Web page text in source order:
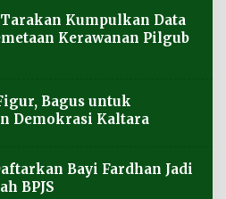
Kumpulkan Data
Kerawanan Pilgub
Bagus untuk
Demokrasi Kaltara
Bayi Fardhan Jadi
BPJS